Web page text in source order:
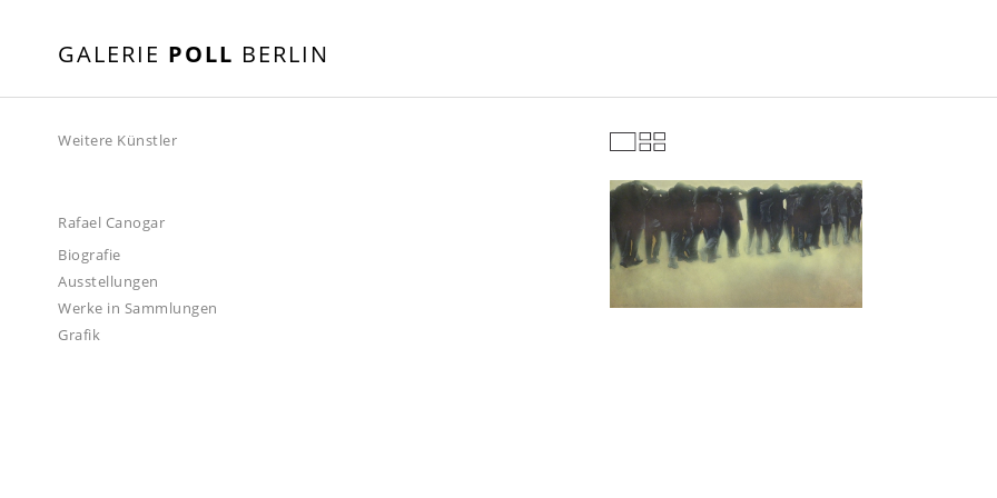
GALERIE POLL BERLIN
Weitere Künstler
Rafael Canogar
Biografie
Ausstellungen
Werke in Sammlungen
Grafik